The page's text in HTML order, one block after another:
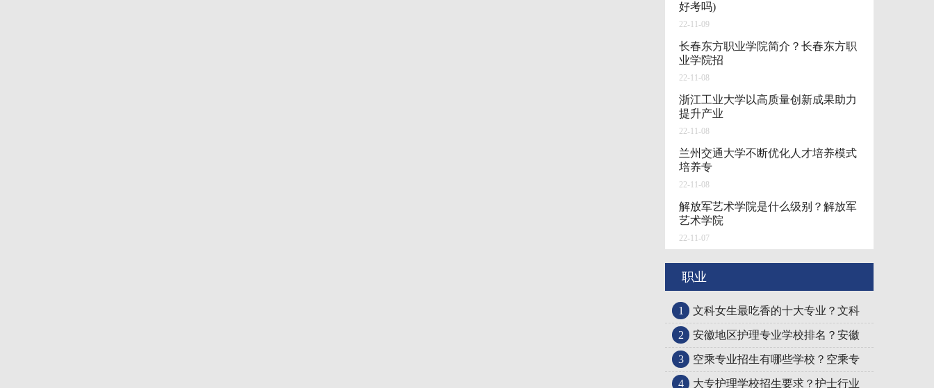
好考吗)
22-11-09
长春东方职业学院简介？长春东方职
业学院招
22-11-08
浙江工业大学以高质量创新成果助力
提升产业
22-11-08
兰州交通大学不断优化人才培养模式
培养专
22-11-08
解放军艺术学院是什么级别？解放军
艺术学院
22-11-07
职业
1 文科女生最吃香的十大专业？文科
2 安徽地区护理专业学校排名？安徽
3 空乘专业招生有哪些学校？空乘专
4 大专护理学校招生要求？护士行业